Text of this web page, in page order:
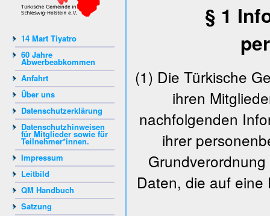
14 Mart Tiyatro
60 Jahre
Abwerbeabkommen
Anfahrt
Über uns
Datenschutzerklärung
Datenschutzhinweisen
für Mitglieder sowie für
Teilnehmer*innen.
Impressum
Leitbild
QM Handbuch
Satzung
§ 1
(1) Die Türkische
ihren
nachfolgenden
ihrer
Daten, die auf eine